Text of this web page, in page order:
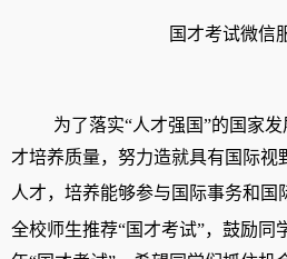
国才考试微信
为了落实“人才强国”的国家发
才培养质量， 努力造就具有国际视
人才，培养能够参与国际事务和国
全校师生推荐“国才考试”，鼓励 同